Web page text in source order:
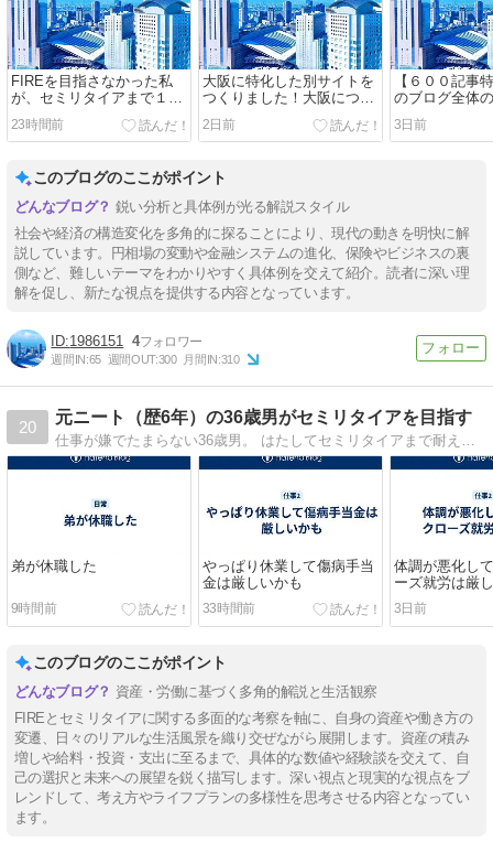
FIREを目指さなかった私
が、セミリタイアまで１０
年かけて準備したこと
23時間前
大阪に特化した別サイトを
つくりました！大阪につい
て書く人たちと、ゆるくつ
ながりたい
2日前
【６００記事
のブログ全体
をAIに分析し
た！
3日前
このブログのここがポイント
鋭い分析と具体例が光る解説スタイル
社会や経済の構造変化を多角的に探ることにより、現代の動きを明快に解
説しています。円相場の変動や金融システムの進化、保険やビジネスの裏
側など、難しいテーマをわかりやすく具体例を交えて紹介。読者に深い理
解を促し、新たな視点を提供する内容となっています。
1986151 4
週間IN:65 週間OUT:300 月間IN:310
20
元ニート（歴6年）の36歳男がセミリタイアを目指す
弟が休職した
9時間前
やっぱり休業して傷病手当
金は厳しいかも
33時間前
体調が悪化し
ーズ就労は厳
3日前
このブログのここがポイント
資産・労働に基づく多角的解説と生活観察
FIREとセミリタイアに関する多面的な考察を軸に、自身の資産や働き方の
変遷、日々のリアルな生活風景を織り交ぜながら展開します。資産の積み
増しや給料・投資・支出に至るまで、具体的な数値や経験談を交えて、自
己の選択と未来への展望を鋭く描写します。深い視点と現実的な視点をブ
レンドして、考え方やライフプランの多様性を思考させる内容となってい
ます。